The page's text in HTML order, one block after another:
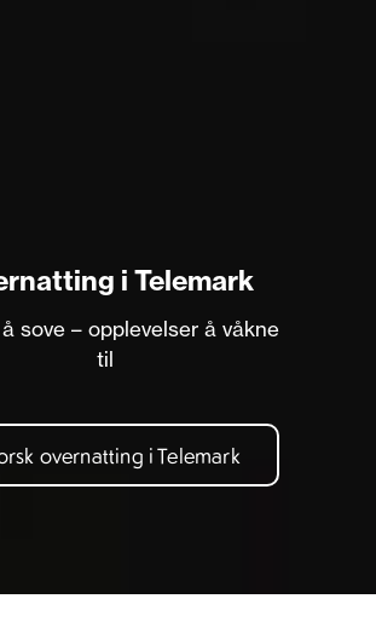
i Telemark
sove – opplevelser å våkne
til
overnatting i Telemark